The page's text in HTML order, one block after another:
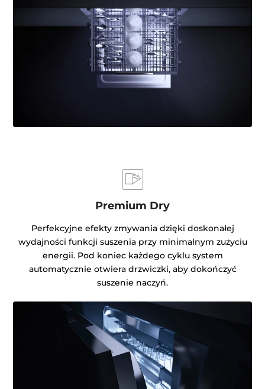
Premium Dry
Perfekcyjne efekty zmywania dzięki doskonałej
wydajności funkcji suszenia przy minimalnym zużyciu
energii. Pod koniec każdego cyklu system
automatycznie otwiera drzwiczki, aby dokończyć
suszenie naczyń.